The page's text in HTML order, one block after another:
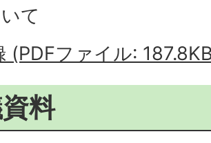
て
(PDFファイル:
料